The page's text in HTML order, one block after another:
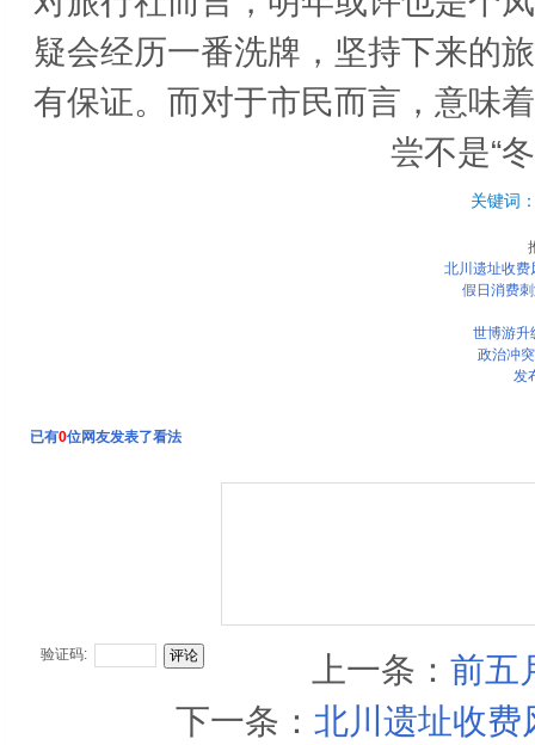
疑会经历一番洗牌，坚持下来的
有保证。而对于市民而言，意味
尝不是“
关键词
北川遗址收费
假日消费
世博游升
政治冲
发
已有0位网友发表了看法
验证码: 上一条： 前五
下一条： 北川遗址收费